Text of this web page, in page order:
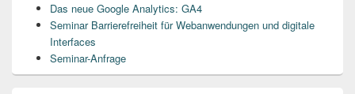
Das neue Google Analytics: GA4
Seminar Barrierefreiheit für Webanwendungen und digitale
Interfaces
Seminar-Anfrage